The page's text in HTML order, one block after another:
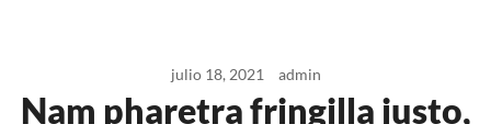
julio 18, 2021 admin
Nam pharetra fringilla justo,